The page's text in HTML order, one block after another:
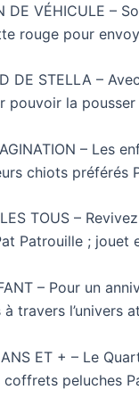
DE VÉHICULE
rouge pour
DE STELLA –
la pousser
–
chiots préférés
TOUS –
Patrouille ; jouet
– Pour un
travers l’univers
ET + – Le
peluches